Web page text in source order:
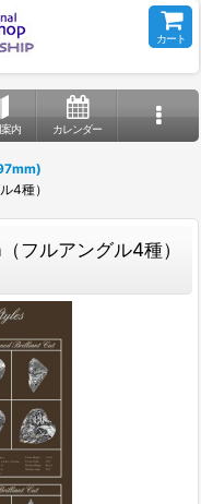
カート
内 カレンダー
4種）
フルアングル4種）